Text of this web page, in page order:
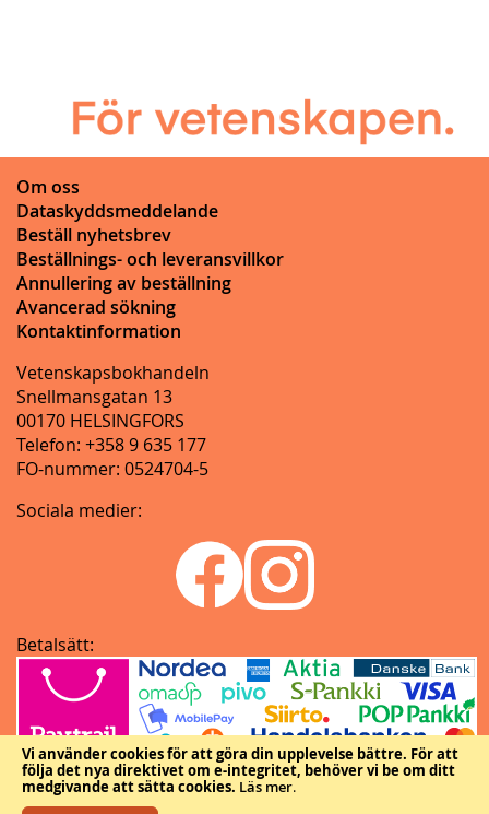
Vi använder cookies för att göra din upplevelse bättre. För att
följa det nya direktivet om e-integritet, behöver vi be om ditt
medgivande att sätta cookies. Läs mer.
Om oss
Dataskyddsmeddelande
Beställ nyhetsbrev
Beställnings- och leveransvillkor
Annullering av beställning
Avancerad sökning
Kontaktinformation
Vetenskapsbokhandeln
Snellmansgatan 13
00170 HELSINGFORS
Telefon: +358 9 635 177
FO-nummer: 0524704-5
Sociala medier:
Betalsätt: